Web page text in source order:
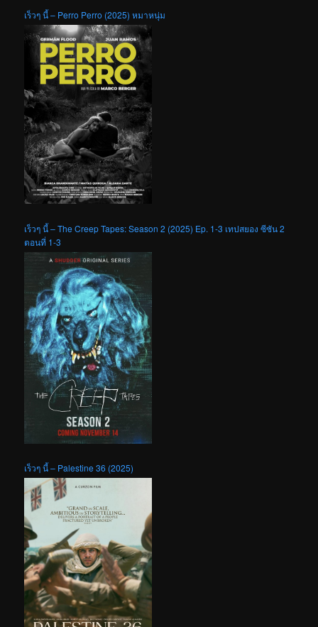
เร็วๆ นี้ – Perro Perro (2025) หมาหนุ่ม
เร็วๆ นี้ – The Creep Tapes: Season 2 (2025) Ep. 1-3 เทปสยอง ซีซัน 2
ตอนที่ 1-3
เร็วๆ นี้ – Palestine 36 (2025)